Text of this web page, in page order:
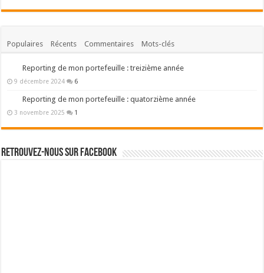
Populaires Récents Commentaires Mots-clés
Reporting de mon portefeuille : treizième année
9 décembre 2024 6
Reporting de mon portefeuille : quatorzième année
3 novembre 2025 1
Retrouvez-nous sur Facebook